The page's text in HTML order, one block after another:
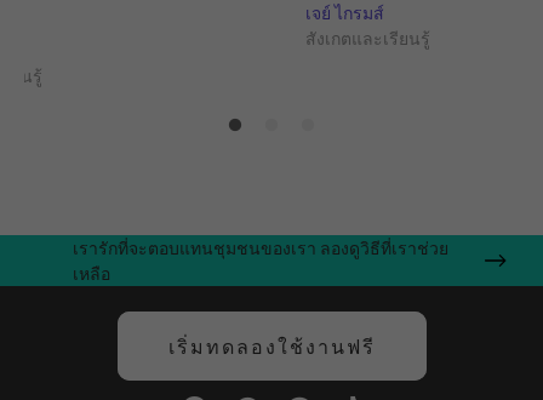
ยนรู้
เจย์ ไกรมส์
สังเกตและเรียนรู้
เรารักที่จะตอบแทนชุมชนของเรา ลองดูวิธีที่เราช่วย
เหลือ
เริ่มทดลองใช้งานฟรี